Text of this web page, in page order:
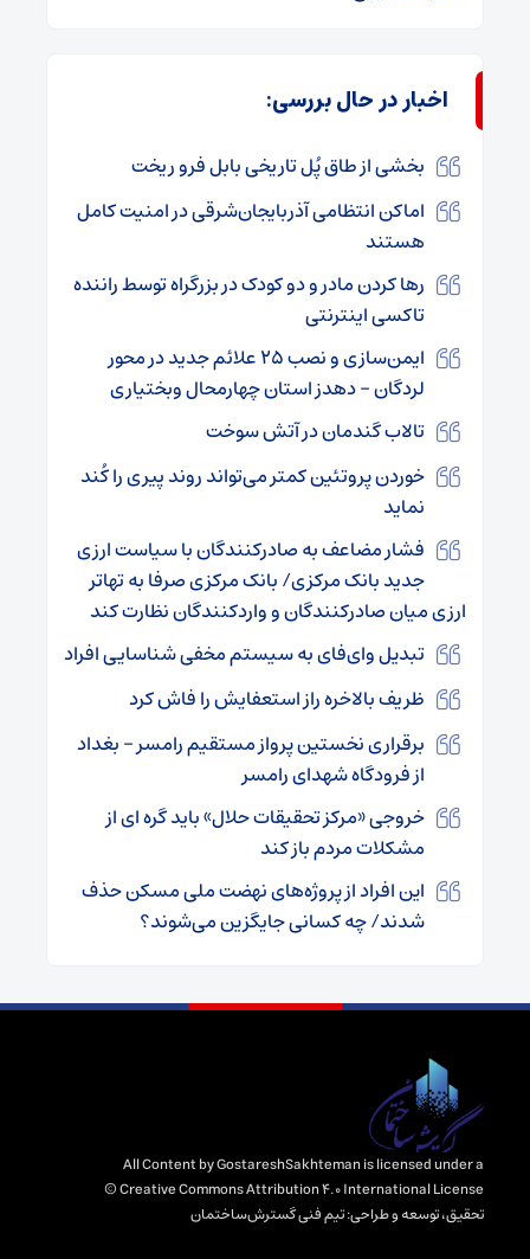
اخبار در حال بررسی:
بخشی از طاق پُل تاریخی بابل فرو ریخت
اماکن انتظامی آذربایجان‌شرقی در امنیت کامل
هستند
رها کردن مادر و دو کودک در بزرگراه توسط راننده
تاکسی اینترنتی
ایمن‌سازی و نصب ۲۵ علائم جدید در محور
لردگان – دهدز استان چهارمحال وبختیاری
تالاب گندمان در آتش سوخت
خوردن پروتئین کمتر می‌تواند روند پیری را کُند
نماید
فشار مضاعف به صادرکنندگان با سیاست‌ ارزی
جدید بانک مرکزی/ بانک مرکزی صرفا به تهاتر
ارزی میان صادرکنندگان و واردکنندگان نظارت کند
تبدیل وای‌فای به سیستم مخفی شناسایی افراد
ظریف بالاخره راز استعفایش را فاش کرد
برقراری نخستین پرواز مستقیم رامسر – بغداد
از فرودگاه شهدای رامسر
خروجی «مرکز تحقیقات حلال» باید گره ای از
مشکلات مردم باز کند
این افراد از پروژه‌های نهضت ملی مسکن حذف
شدند/ چه کسانی جایگزین می‌شوند؟
All Content by GostareshSakhteman is licensed under a
Creative Commons Attribution 4.0 International License ©️
تحقیق، توسعه و طراحی:تیم فنی گسترش‌ساختمان